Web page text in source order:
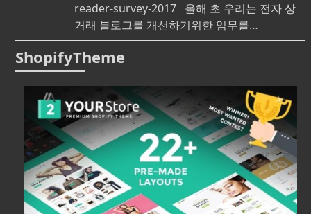
reader-survey-2017 올해 초 우리는 전자 상
거래 블로그를 개선하기위한 임무를…
ShopifyTheme